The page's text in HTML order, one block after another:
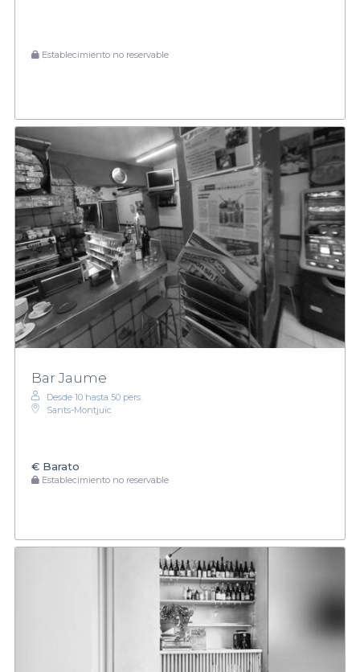
Establecimiento no reservable
Bar Jaume
Desde 10 hasta 50 pers.
Sants-Montjuïc
€ Barato
Establecimiento no reservable